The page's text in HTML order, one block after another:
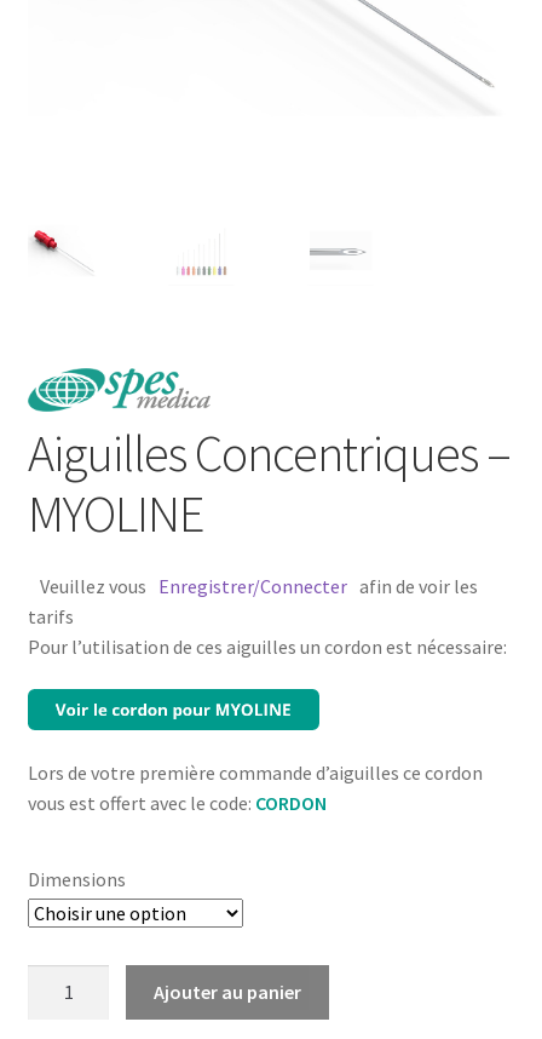
Aiguilles Concentriques –
MYOLINE
Veuillez vous Enregistrer/Connecter afin de voir les
tarifs
Pour l’utilisation de ces aiguilles un cordon est nécessaire:
Lors de votre première commande d’aiguilles ce cordon
vous est offert avec le code: CORDON
Dimensions
Ajouter au panier